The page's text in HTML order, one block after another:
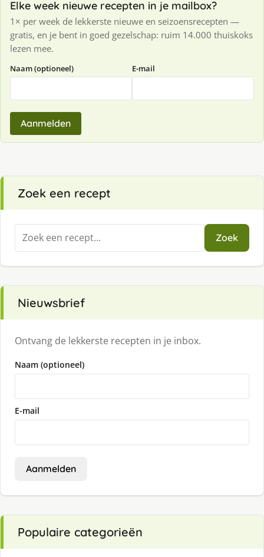
Elke week nieuwe recepten in je mailbox?
1× per week de lekkerste nieuwe en seizoensrecepten —
gratis, en je bent in goed gezelschap: ruim 14.000 thuiskoks
lezen mee.
Naam (optioneel) E-mail
Aanmelden
Zoek een recept
Zoeken
naar:
Zoek
Nieuwsbrief
Ontvang de lekkerste recepten in je inbox.
Naam (optioneel)
E-mail
Aanmelden
Populaire categorieën